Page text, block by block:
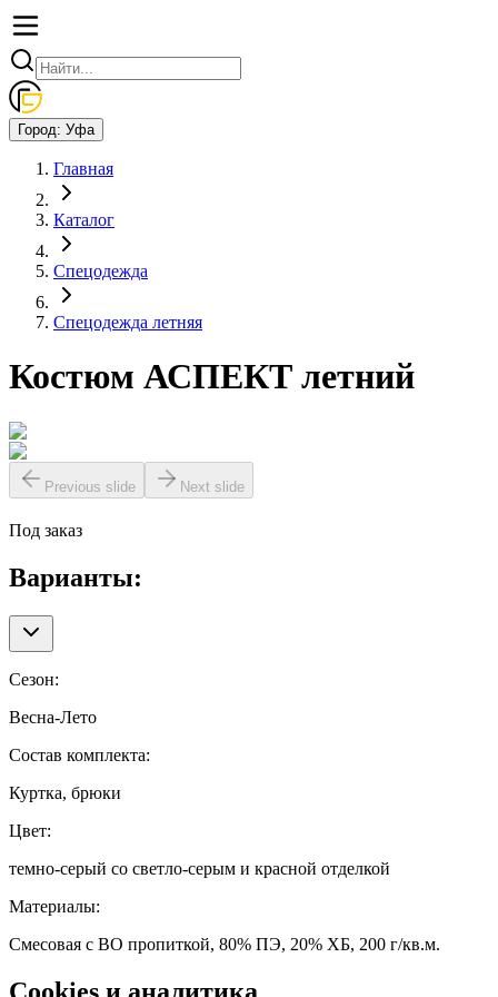
Город: Уфа
Главная
Каталог
Спецодежда
Спецодежда летняя
Костюм АСПЕКТ летний
Previous slide Next slide
Под заказ
Варианты:
Сезон:
Весна-Лето
Состав комплекта:
Куртка, брюки
Цвет:
темно-серый со светло-серым и красной отделкой
Материалы:
Смесовая с ВО пропиткой, 80% ПЭ, 20% ХБ, 200 г/кв.м.
Cookies и аналитика